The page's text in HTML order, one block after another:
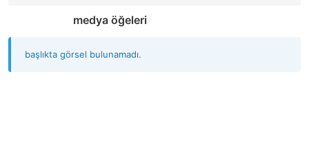
medya öğeleri
başlıkta görsel bulunamadı.